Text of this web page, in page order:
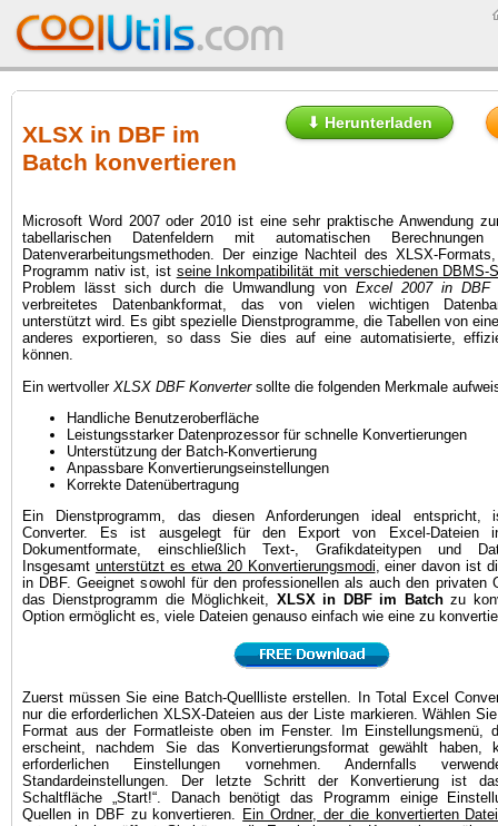
XLSX in DBF im
Batch konvertieren
⬇ Herunterladen
Microsoft Word 2007 oder 2010 ist eine sehr praktische Anwendung
tabellarischen Datenfeldern mit automatischen
Datenverarbeitungsmethoden. Der einzige Nachteil des XLSX-
Programm nativ ist, ist seine Inkompatibilität mit verschiedenen DBMS-
Problem lässt sich durch die Umwandlung von Excel 2007 in DBF
verbreitetes Datenbankformat, das von vielen wichtigen
unterstützt wird. Es gibt spezielle Dienstprogramme, die Tabellen von
anderes exportieren, so dass Sie dies auf eine automatisierte,
können.
Ein wertvoller XLSX DBF Konvertersollte die folgenden Merkmale
Handliche Benutzeroberfläche
Leistungsstarker Datenprozessor für schnelle Konvertierungen
Unterstützung der Batch-Konvertierung
Anpassbare Konvertierungseinstellungen
Korrekte Datenübertragung
Ein Dienstprogramm, das diesen Anforderungen ideal
Converter. Es ist ausgelegt für den Export von Excel-Dateien
Dokumentformate, einschließlich Text-, Grafikdateitypen und
Insgesamt unterstützt es etwa 20 Konvertierungsmodi, einer davon ist
in DBF. Geeignet sowohl für den professionellen als auch den privaten
das Dienstprogramm die Möglichkeit, XLSX in DBF im Batchzu
Option ermöglicht es, viele Dateien genauso einfach wie eine zu
Zuerst müssen Sie eine Batch-Quellliste erstellen. In Total Excel
nur die erforderlichen XLSX-Dateien aus der Liste markieren. Wählen
Format aus der Formatleiste oben im Fenster. Im Einstellungsmenü,
erscheint, nachdem Sie das Konvertierungsformat gewählt haben,
erforderlichen Einstellungen vornehmen. Andernfalls
Standardeinstellungen. Der letzte Schritt der Konvertierung ist
Schaltfläche „Start!“. Danach benötigt das Programm einige
Quellen in DBF zu konvertieren.
Ein Ordner, der die konvertierten